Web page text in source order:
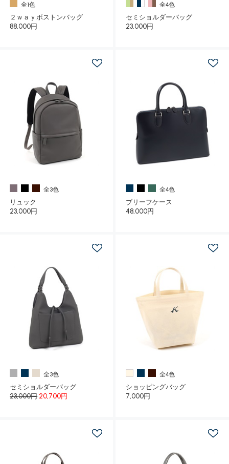
全1色
２ｗａｙボストンバッグ
88,000円
全4色
セミショルダーバッグ
23,000円
全3色
リュック
23,000円
全4色
ブリーフケース
48,000円
全3色
セミショルダーバッグ
23,000円 20,700円
全4色
ショッピングバッグ
7,000円